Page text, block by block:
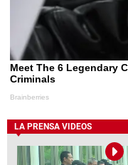
LA PRENSA VIDEOS